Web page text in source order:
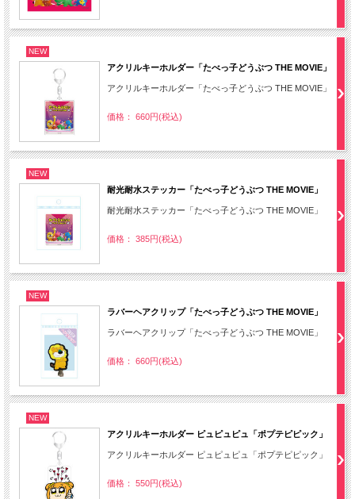
NEW
アクリルキーホルダー「たべっ子どうぶつ THE MOVIE」
アクリルキーホルダー「たべっ子どうぶつ THE MOVIE」
価格： 660円(税込)
NEW
耐光耐水ステッカー「たべっ子どうぶつ THE MOVIE」
耐光耐水ステッカー「たべっ子どうぶつ THE MOVIE」
価格： 385円(税込)
NEW
ラバーヘアクリップ「たべっ子どうぶつ THE MOVIE」
ラバーヘアクリップ「たべっ子どうぶつ THE MOVIE」
価格： 660円(税込)
NEW
アクリルキーホルダー ピュピュピュ「ポプテピピック」
アクリルキーホルダー ピュピュピュ「ポプテピピック」
価格： 550円(税込)